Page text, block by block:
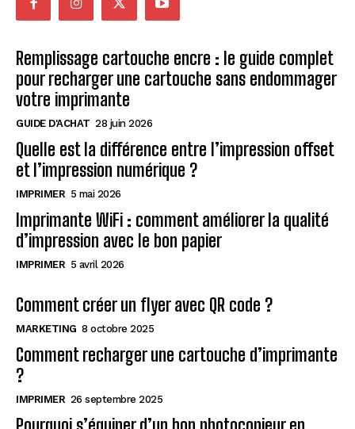
Remplissage cartouche encre : le guide complet
pour recharger une cartouche sans endommager
votre imprimante
GUIDE D'ACHAT 28 juin 2026
Quelle est la différence entre l’impression offset
et l’impression numérique ?
IMPRIMER 5 mai 2026
Imprimante WiFi : comment améliorer la qualité
d’impression avec le bon papier
IMPRIMER 5 avril 2026
Comment créer un flyer avec QR code ?
MARKETING 8 octobre 2025
Comment recharger une cartouche d’imprimante
?
IMPRIMER 26 septembre 2025